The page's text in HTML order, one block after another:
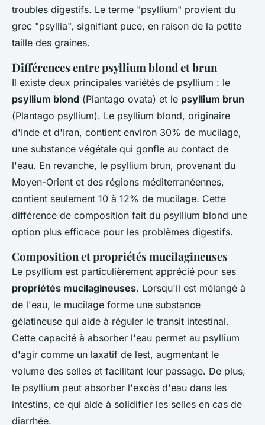
troubles digestifs. Le terme "psyllium" provient du
grec "psyllia", signifiant puce, en raison de la petite
taille des graines.
Différences entre psyllium blond et brun
Il existe deux principales variétés de psyllium : le
psyllium blond (Plantago ovata) et le psyllium brun
(Plantago psyllium). Le psyllium blond, originaire
d'Inde et d'Iran, contient environ 30% de mucilage,
une substance végétale qui gonfle au contact de
l'eau. En revanche, le psyllium brun, provenant du
Moyen-Orient et des régions méditerranéennes,
contient seulement 10 à 12% de mucilage. Cette
différence de composition fait du psyllium blond une
option plus efficace pour les problèmes digestifs.
Composition et propriétés mucilagineuses
Le psyllium est particulièrement apprécié pour ses
propriétés mucilagineuses. Lorsqu'il est mélangé à
de l'eau, le mucilage forme une substance
gélatineuse qui aide à réguler le transit intestinal.
Cette capacité à absorber l'eau permet au psyllium
d'agir comme un laxatif de lest, augmentant le
volume des selles et facilitant leur passage. De plus,
le psyllium peut absorber l'excès d'eau dans les
intestins, ce qui aide à solidifier les selles en cas de
diarrhée.